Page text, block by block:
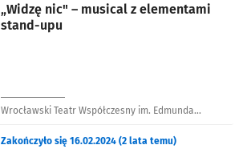
„Widzę nic" – musical z elementami
stand-upu
Wrocławski Teatr Współczesny im. Edmunda
Zakończyło się 16.02.2024 (2 lata temu)